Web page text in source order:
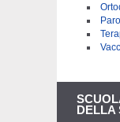
DELLA